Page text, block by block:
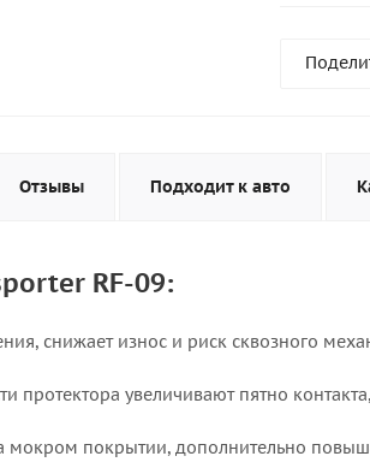
Отзывы Подходит к авто
RF-09:
снижает износ и риск сквозного
увеличивают пятно
мокром покрытии, дополнительно